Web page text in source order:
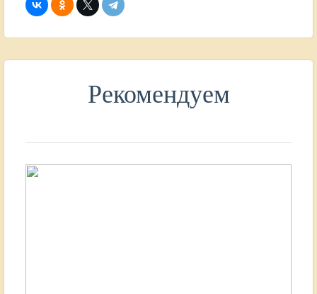
Рекомендуем